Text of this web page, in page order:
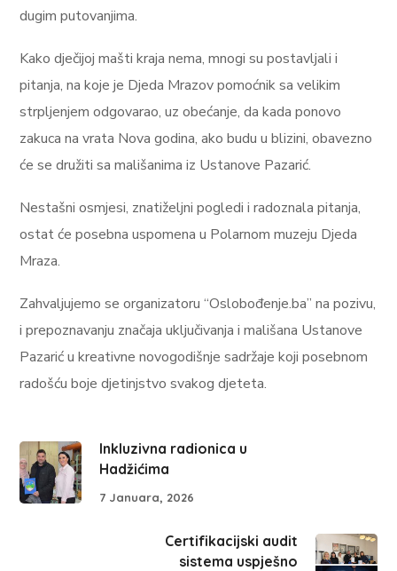
dugim putovanjima.
Kako dječijoj mašti kraja nema, mnogi su postavljali i
pitanja, na koje je Djeda Mrazov pomoćnik sa velikim
strpljenjem odgovarao, uz obećanje, da kada ponovo
zakuca na vrata Nova godina, ako budu u blizini, obavezno
će se družiti sa mališanima iz Ustanove Pazarić.
Nestašni osmjesi, znatiželjni pogledi i radoznala pitanja,
ostat će posebna uspomena u Polarnom muzeju Djeda
Mraza.
Zahvaljujemo se organizatoru “Oslobođenje.ba” na pozivu,
i prepoznavanju značaja uključivanja i mališana Ustanove
Pazarić u kreativne novogodišnje sadržaje koji posebnom
radošću boje djetinjstvo svakog djeteta.
Inkluzivna radionica u
Hadžićima
7 Januara, 2026
Certifikacijski audit
sistema uspješno